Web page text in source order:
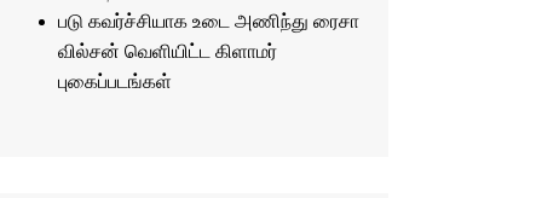
படு கவர்ச்சியாக உடை அணிந்து ரைசா
வில்சன் வெளியிட்ட கிளாமர்
புகைப்படங்கள்